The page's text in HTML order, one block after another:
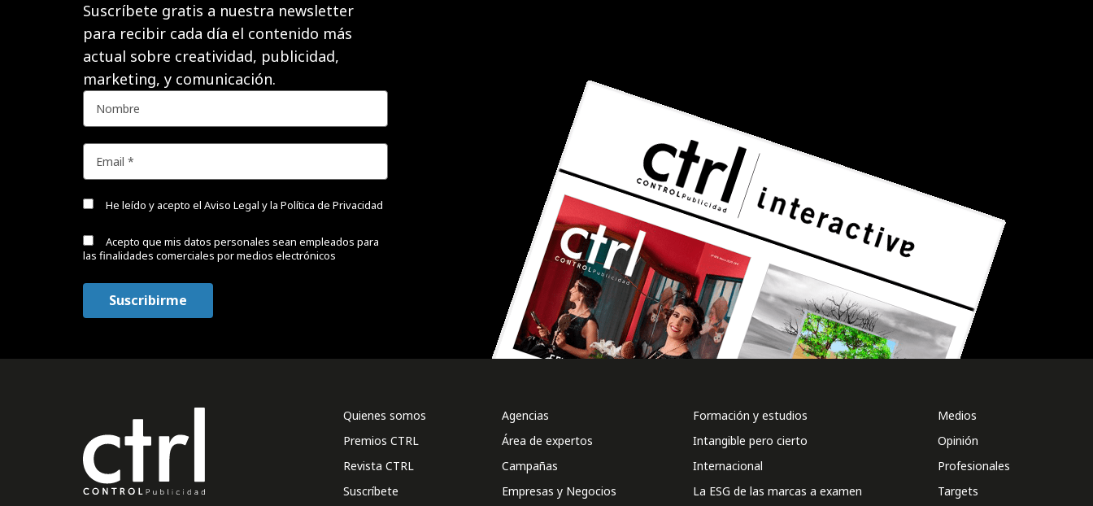
Suscríbete gratis a nuestra newsletter
para recibir cada día el contenido más
actual sobre creatividad, publicidad,
marketing, y comunicación.
He leído y acepto el Aviso Legal y la Política de Privacidad
Acepto que mis datos personales sean empleados para
las finalidades comerciales por medios electrónicos
Quienes somos
Premios CTRL
Revista CTRL
Suscríbete
Agencias
Área de expertos
Campañas
Empresas y Negocios
Formación y estudios
Intangible pero cierto
Internacional
La ESG de las marcas a examen
Medios
Opinión
Profesionales
Targets